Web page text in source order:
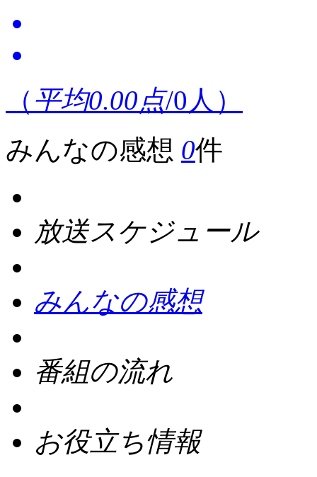
（ 平均0.00点/0 人）
みんなの感想 0件
放送スケジュール
みんなの感想
番組の流れ
お役立ち情報